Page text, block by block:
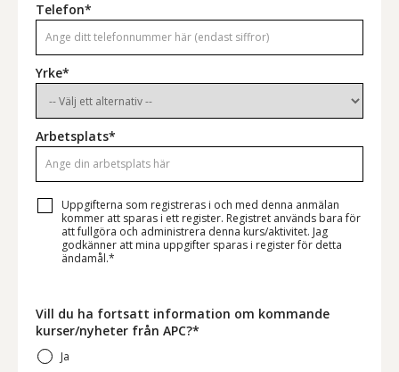
Telefon*
Yrke*
Arbetsplats*
Uppgifterna som registreras i och med denna anmälan
kommer att sparas i ett register. Registret används bara för
att fullgöra och administrera denna kurs/aktivitet. Jag
godkänner att mina uppgifter sparas i register för detta
ändamål.*
Vill du ha fortsatt information om kommande
kurser/nyheter från APC?*
Ja